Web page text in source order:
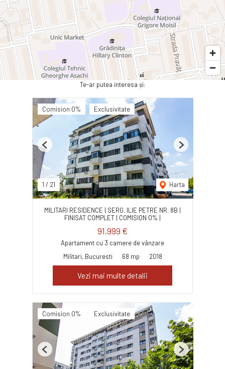
Te-ar putea interesa și:
Comision 0% Exclusivitate
1 / 21 Harta
Previous Next
MILITARI RESIDENCE | SERG. ILIE PETRE NR. 8B |
FINISAT COMPLET | COMISION 0% |
91,999 €
Apartament cu 3 camere de vânzare
Militari, Bucuresti
68 mp 2018
Vezi mai multe detalii
Comision 0% Exclusivitate
Previous Next